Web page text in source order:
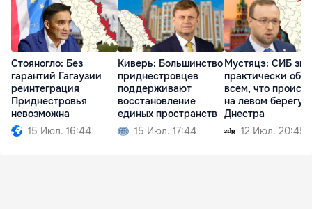
Стояногло: Без
гарантий Гагаузии
реинтеграция
Приднестровья
невозможна
15 Июл. 16:44
Киверь: Большинство
приднестровцев
поддерживают
восстановление
единых пространств
15 Июл. 17:44
Мустяцэ: СИБ
практически обо
всем, что
на левом берегу
Днестра
12 Июл. 20:45